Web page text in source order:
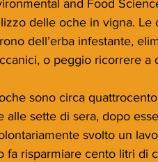
and Food
delle oche in vigna.
dell’erba infestante,
o peggio ricorrere a
sono circa
alle sette di sera, dopo
svolto un
fa risparmiare cento litri di